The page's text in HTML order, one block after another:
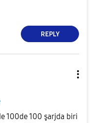
REPLY
100de 100 şarjda biri